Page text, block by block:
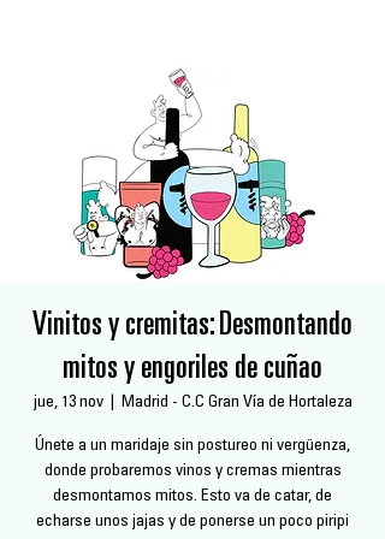
Vinitos y cremitas: Desmontando
mitos y engoriles de cuñao
jue, 13 nov
  |
Madrid - C.C Gran Vía de Hortaleza
Únete a un maridaje sin postureo ni vergüenza,
donde probaremos vinos y cremas mientras
desmontamos mitos. Esto va de catar, de
echarse unos jajas y de ponerse un poco piripi